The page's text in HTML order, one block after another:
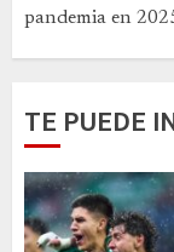
pandemia en
TE PUEDE